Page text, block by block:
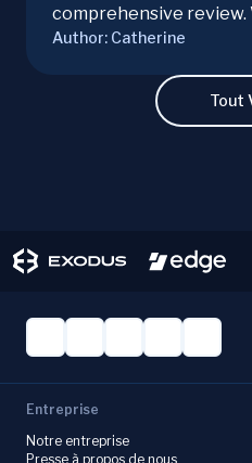
comprehensive review.
campaigns, risks,
Author: Catherine
Tout
Entreprise
Notre entreprise
Presse à propos de nous